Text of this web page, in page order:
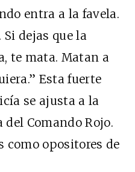
entra a la favela.
dejas que la
te mata. Matan a
Esta fuerte
se ajusta a la
Comando Rojo.
como opositores de